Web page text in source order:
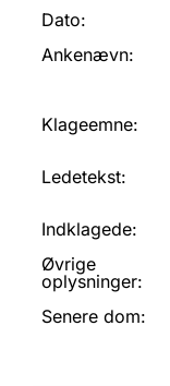
Dato:
Ankenævn:
Klageemne:
Ledetekst:
Indklagede:
Øvrige
oplysninger:
Senere dom: